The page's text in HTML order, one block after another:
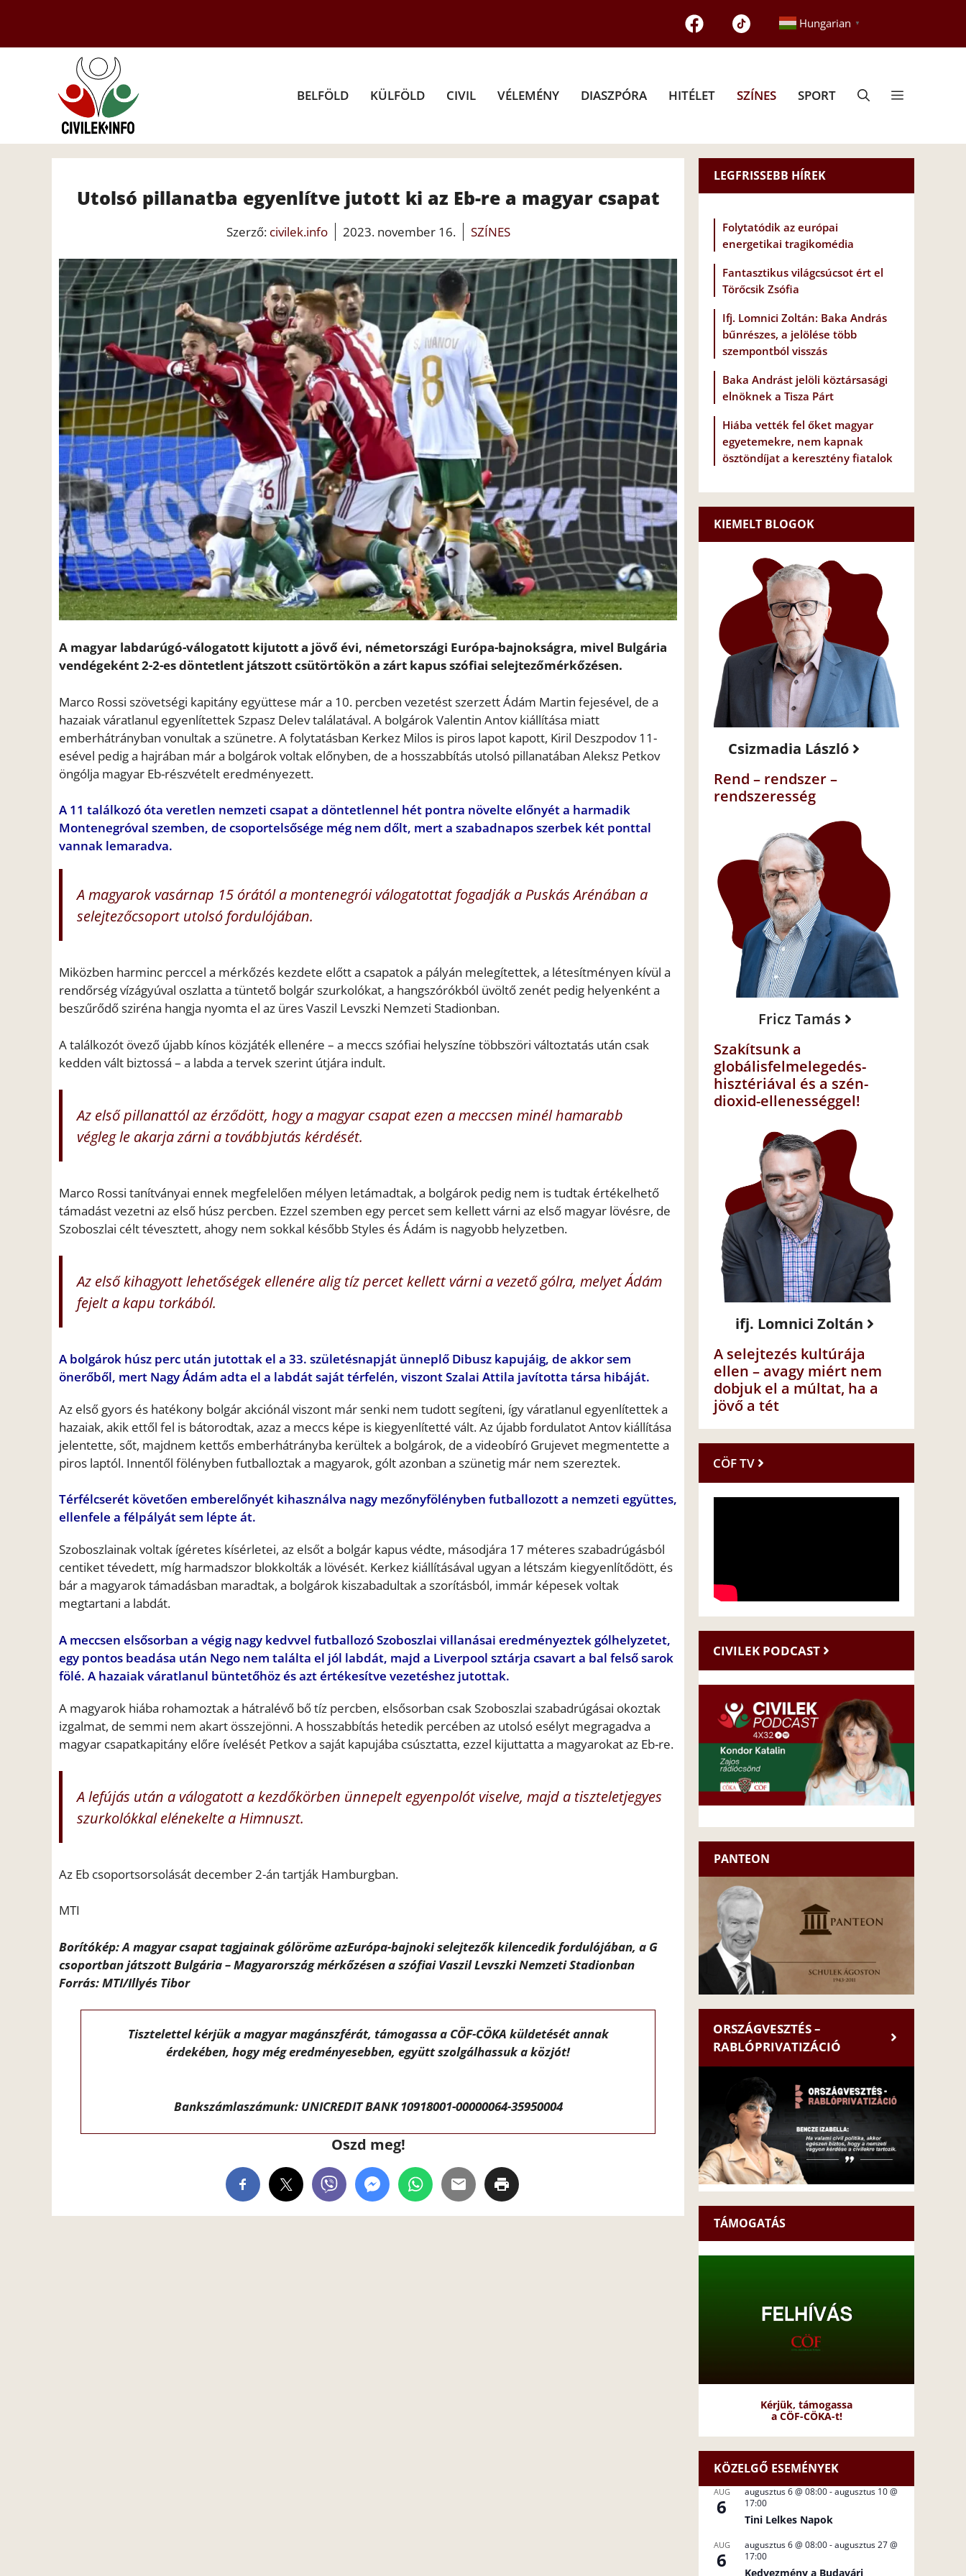
tartalomba
Hungarian ▼
BELFÖLD KÜLFÖLD CIVIL VÉLEMÉNY DIASZPÓRA HITÉLET SZÍNES SPORT
Utolsó pillanatba egyenlítve jutott ki az Eb-re a magyar csapat
Szerző: civilek.info 2023. november 16. SZÍNES
A magyar labdarúgó-válogatott kijutott a jövő évi, németországi Európa-bajnokságra, mivel Bulgária
vendégeként 2-2-es döntetlent játszott csütörtökön a zárt kapus szófiai selejtezőmérkőzésen.
Marco Rossi szövetségi kapitány együttese már a 10. percben vezetést szerzett Ádám Martin fejesével, de a
hazaiak váratlanul egyenlítettek Szpasz Delev találatával. A bolgárok Valentin Antov kiállítása miatt
emberhátrányban vonultak a szünetre. A folytatásban Kerkez Milos is piros lapot kapott, Kiril Deszpodov 11-
esével pedig a hajrában már a bolgárok voltak előnyben, de a hosszabbítás utolsó pillanatában Aleksz Petkov
öngólja magyar Eb-részvételt eredményezett.
A 11 találkozó óta veretlen nemzeti csapat a döntetlennel hét pontra növelte előnyét a harmadik
Montenegróval szemben, de csoportelsősége még nem dőlt, mert a szabadnapos szerbek két ponttal
vannak lemaradva.
A magyarok vasárnap 15 órától a montenegrói válogatottat fogadják a Puskás Arénában a
selejtezőcsoport utolsó fordulójában.
Miközben harminc perccel a mérkőzés kezdete előtt a csapatok a pályán melegítettek, a létesítményen kívül a
rendőrség vízágyúval oszlatta a tüntető bolgár szurkolókat, a hangszórókból üvöltő zenét pedig helyenként a
beszűrődő sziréna hangja nyomta el az üres Vaszil Levszki Nemzeti Stadionban.
A találkozót övező újabb kínos közjáték ellenére – a meccs szófiai helyszíne többszöri változtatás után csak
kedden vált biztossá – a labda a tervek szerint útjára indult.
Az első pillanattól az érződött, hogy a magyar csapat ezen a meccsen minél hamarabb
végleg le akarja zárni a továbbjutás kérdését.
Marco Rossi tanítványai ennek megfelelően mélyen letámadtak, a bolgárok pedig nem is tudtak értékelhető
támadást vezetni az első húsz percben. Ezzel szemben egy percet sem kellett várni az első magyar lövésre, de
Szoboszlai célt tévesztett, ahogy nem sokkal később Styles és Ádám is nagyobb helyzetben.
Az első kihagyott lehetőségek ellenére alig tíz percet kellett várni a vezető gólra, melyet Ádám
fejelt a kapu torkából.
A bolgárok húsz perc után jutottak el a 33. születésnapját ünneplő Dibusz kapujáig, de akkor sem
önerőből, mert Nagy Ádám adta el a labdát saját térfelén, viszont Szalai Attila javította társa hibáját.
Az első gyors és hatékony bolgár akciónál viszont már senki nem tudott segíteni, így váratlanul egyenlítettek a
hazaiak, akik ettől fel is bátorodtak, azaz a meccs képe is kiegyenlítetté vált. Az újabb fordulatot Antov kiállítása
jelentette, sőt, majdnem kettős emberhátrányba kerültek a bolgárok, de a videobíró Grujevet megmentette a
piros laptól. Innentől fölényben futballoztak a magyarok, gólt azonban a szünetig már nem szereztek.
Térfélcserét követően emberelőnyét kihasználva nagy mezőnyfölényben futballozott a nemzeti együttes,
ellenfele a félpályát sem lépte át.
Szoboszlainak voltak ígéretes kísérletei, az elsőt a bolgár kapus védte, másodjára 17 méteres szabadrúgásból
centiket tévedett, míg harmadszor blokkolták a lövését. Kerkez kiállításával ugyan a létszám kiegyenlítődött, és
bár a magyarok támadásban maradtak, a bolgárok kiszabadultak a szorításból, immár képesek voltak
megtartani a labdát.
A meccsen elsősorban a végig nagy kedvvel futballozó Szoboszlai villanásai eredményeztek gólhelyzetet,
egy pontos beadása után Nego nem találta el jól labdát, majd a Liverpool sztárja csavart a bal felső sarok
fölé. A hazaiak váratlanul büntetőhöz és azt értékesítve vezetéshez jutottak.
A magyarok hiába rohamoztak a hátralévő bő tíz percben, elsősorban csak Szoboszlai szabadrúgásai okoztak
izgalmat, de semmi nem akart összejönni. A hosszabbítás hetedik percében az utolsó esélyt megragadva a
magyar csapatkapitány előre ívelését Petkov a saját kapujába csúsztatta, ezzel kijuttatta a magyarokat az Eb-re.
A lefújás után a válogatott a kezdőkörben ünnepelt egyenpolót viselve, majd a tiszteletjegyes
szurkolókkal elénekelte a Himnuszt.
Az Eb csoportsorsolását december 2-án tartják Hamburgban.
MTI
Borítókép: A magyar csapat tagjainak gólöröme azEurópa-bajnoki selejtezők kilencedik fordulójában, a G
csoportban játszott Bulgária – Magyarország mérkőzésen a szófiai Vaszil Levszki Nemzeti Stadionban
Forrás: MTI/Illyés Tibor
Tisztelettel kérjük a magyar magánszférát, támogassa a CÖF-CÖKA küldetését annak
érdekében, hogy még eredményesebben, együtt szolgálhassuk a közjót!
Bankszámlaszámunk: UNICREDIT BANK 10918001-00000064-35950004
Oszd meg!
LEGFRISSEBB HÍREK
Folytatódik az európai
energetikai tragikomédia
Fantasztikus világcsúcsot ért el
Törőcsik Zsófia
Ifj. Lomnici Zoltán: Baka András
bűnrészes, a jelölése több
szempontból visszás
Baka Andrást jelöli köztársasági
elnöknek a Tisza Párt
Hiába vették fel őket magyar
egyetemekre, nem kapnak
ösztöndíjat a keresztény fiatalok
KIEMELT BLOGOK
Csizmadia László
Rend – rendszer –
rendszeresség
Fricz Tamás
Szakítsunk a
globálisfelmelegedés-
hisztériával és a szén-
dioxid-ellenességgel!
ifj. Lomnici Zoltán
A selejtezés kultúrája
ellen – avagy miért nem
dobjuk el a múltat, ha a
jövő a tét
CÖF TV
CIVILEK PODCAST
PANTEON
ORSZÁGVESZTÉS –
RABLÓPRIVATIZÁCIÓ
TÁMOGATÁS
Kérjük, támogassa
a CÖF-CÖKA-t!
KÖZELGŐ ESEMÉNYEK
AUG
6
augusztus 6 @ 08:00-augusztus 10 @
17:00
Tini Lelkes Napok
AUG
6
augusztus 6 @ 08:00-augusztus 27 @
17:00
Kedvezmény a Budavári